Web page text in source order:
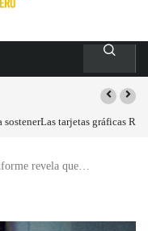
de desarrollo
revela que…